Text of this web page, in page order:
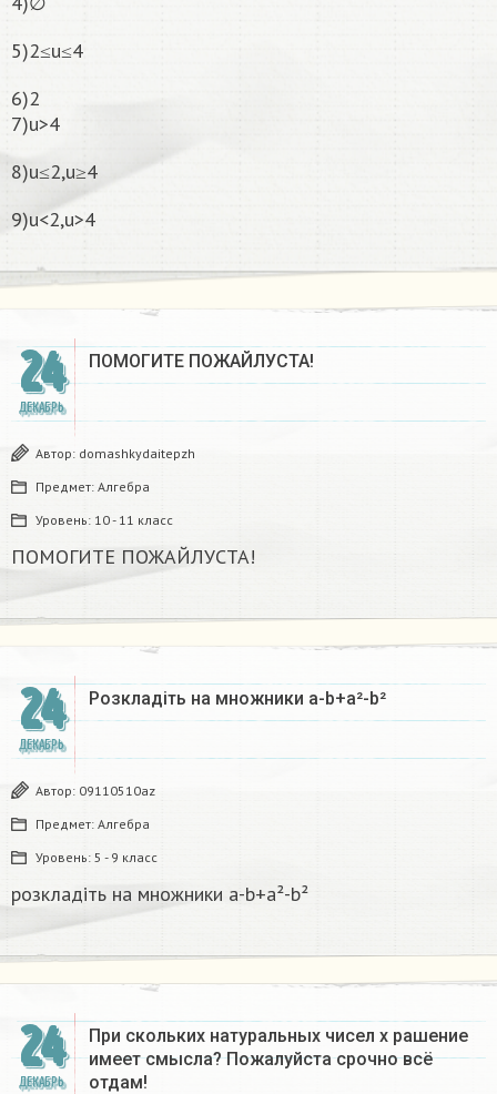
5)2≤u≤4
6)2
7)u>4
8)u≤2,u≥4
9)u<2,u>4
24
ДЕКАБРЬ
ПОМОГИТЕ ПОЖАЙЛУСТА!
Автор: domashkydaitepzh
Предмет: Алгебра
Уровень: 10 - 11 класс
ПОМОГИТЕ ПОЖАЙЛУСТА!
24
ДЕКАБРЬ
Розкладіть на множники а-b+a²-b²​
Автор: 09110510az
Предмет: Алгебра
Уровень: 5 - 9 класс
розкладіть на множники а-b+a²-b²​
24
ДЕКАБРЬ
При скольких натуральных чисел х рашение
имеет смысла? Пожалуйста срочно всё
отдам!